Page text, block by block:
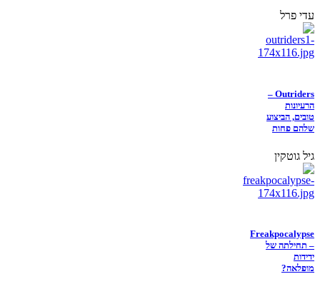
עדי פרל
Outriders –
הרעיונות
טובים, הביצוע
שלהם פחות
גיל גוטקין
Freakpocalypse
– תחילתה של
ידידות
מופלאה?